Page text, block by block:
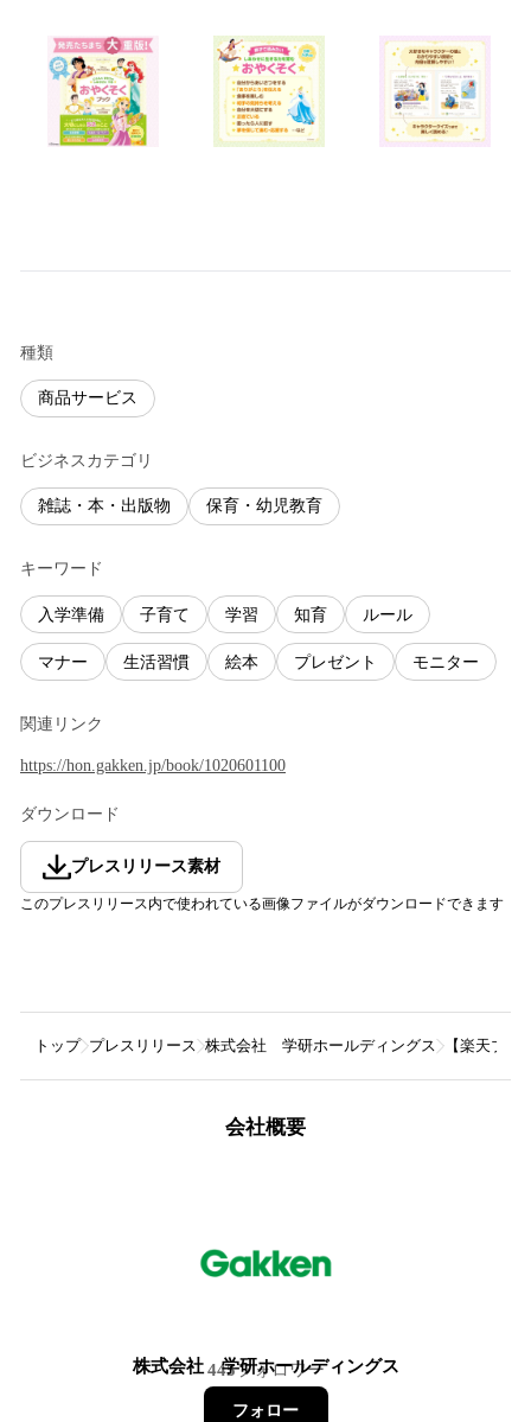
種類
商品サービス
ビジネスカテゴリ
雑誌・本・出版物 保育・幼児教育
キーワード
入学準備 子育て 学習 知育 ルール
マナー 生活習慣 絵本 プレゼント モニター
関連リンク
https://hon.gakken.jp/book/1020601100
ダウンロード
プレスリリース素材
このプレスリリース内で使われている画像ファイルがダウンロードできます
トップ プレスリリース 株式会社 学研ホールディングス 【楽天ブ
会社概要
株式会社 学研ホールディングス
445フォロワー
フォロー